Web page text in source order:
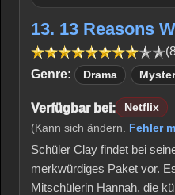
13. 13 Reasons
Genre:
Drama
Verfügbar bei:
Netflix
(Kann sich ändern. Fehler
Schüler Clay findet bei
merkwürdiges Paket vor.
Mitschülerin Hannah, die